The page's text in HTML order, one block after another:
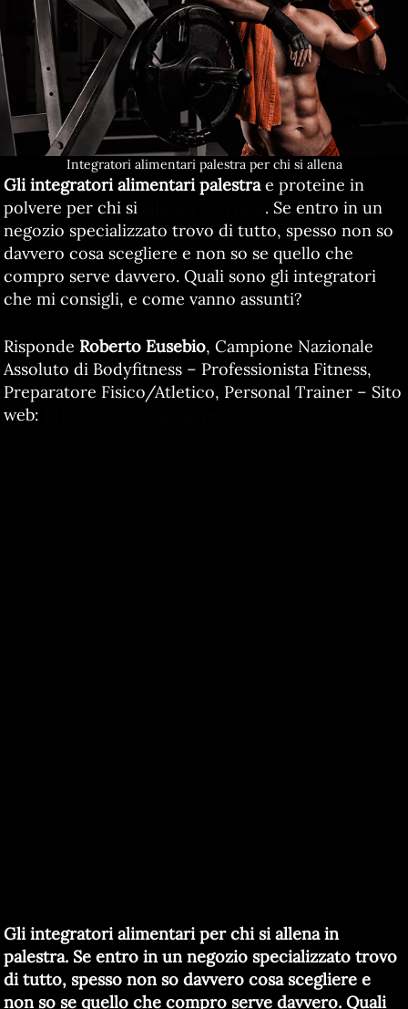
Integratori alimentari palestra per chi si allena
Gli integratori alimentari palestrae proteine in
polvere per chi si
. Se entro in un
negozio specializzato trovo di tutto, spesso non so
davvero cosa scegliere e non so se quello che
compro serve davvero. Quali sono gli integratori
che mi consigli, e come vanno assunti?
Risponde Roberto Eusebio, Campione Nazionale
Assoluto di Bodyfitness – Professionista Fitness,
Preparatore Fisico/Atletico, Personal Trainer – Sito
web:
Gli integratori alimentari per chi si allena in
palestra. Se entro in un negozio specializzato trovo
di tutto, spesso non so davvero cosa scegliere e
non so se quello che compro serve davvero. Quali